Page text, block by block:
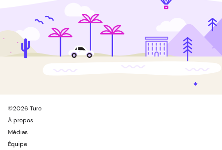
©2026 Turo
À propos
Médias
Équipe